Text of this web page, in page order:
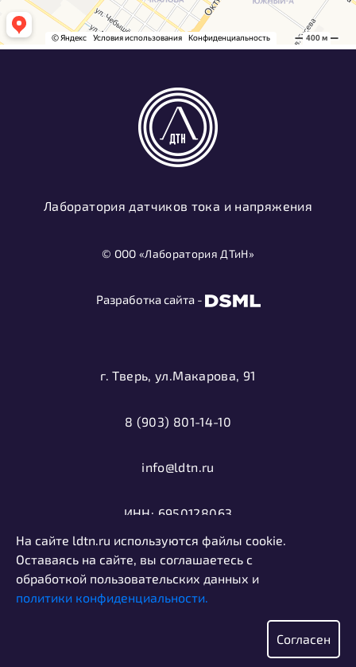
Лаборатория датчиков тока и напряжения
© ООО «Лаборатория ДТиН»
Разработка сайта -
г. Тверь, ул.Макарова, 91
8 (903) 801-14-10
info@ldtn.ru
ИНН: 6950128063
ОГРН: 1116952000406
Политика конфиденциальности
Информация, представленная на сайте, не является
На сайте ldtn.ru используются файлы cookie.
Оставаясь на сайте, вы соглашаетесь с
обработкой пользовательских данных и
политики конфиденциальности.
Согласен